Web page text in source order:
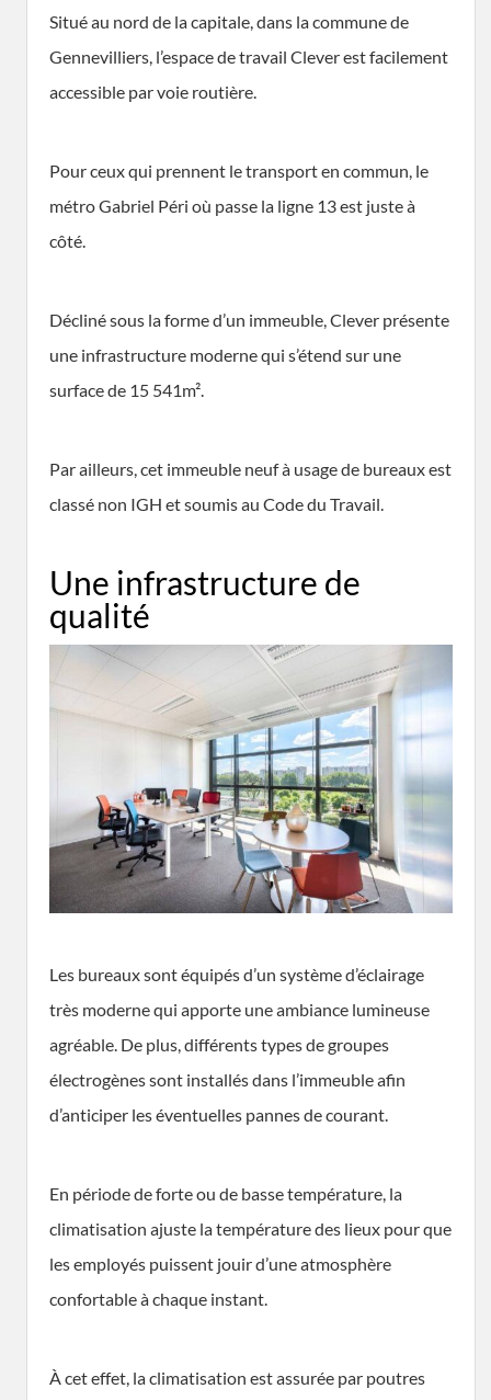
Situé au nord de la capitale, dans la commune de
Gennevilliers, l’espace de travail Clever est facilement
accessible par voie routière.
Pour ceux qui prennent le transport en commun, le
métro Gabriel Péri où passe la ligne 13 est juste à
côté.
Décliné sous la forme d’un immeuble, Clever présente
une infrastructure moderne qui s’étend sur une
surface de 15 541m².
Par ailleurs, cet immeuble neuf à usage de bureaux est
classé non IGH et soumis au Code du Travail.
Une infrastructure de
qualité
Les bureaux sont équipés d’un système d’éclairage
très moderne qui apporte une ambiance lumineuse
agréable. De plus, différents types de groupes
électrogènes sont installés dans l’immeuble afin
d’anticiper les éventuelles pannes de courant.
En période de forte ou de basse température, la
climatisation ajuste la température des lieux pour que
les employés puissent jouir d’une atmosphère
confortable à chaque instant.
À cet effet, la climatisation est assurée par poutres